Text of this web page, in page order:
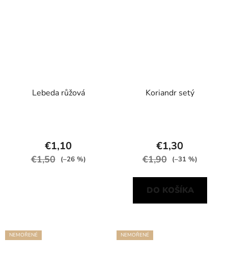
Lebeda růžová
€1,10
€1,50 (–26 %)
Koriandr setý
€1,30
€1,90 (–31 %)
DO KOŠÍKA
NEMOŘENÉ NEMOŘENÉ